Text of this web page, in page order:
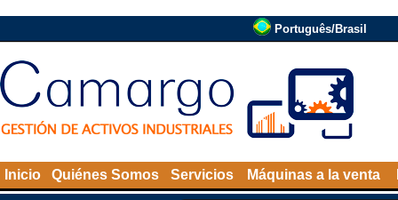
Português/Brasil
Inicio Quiénes Somos Servicios Máquinas a la venta